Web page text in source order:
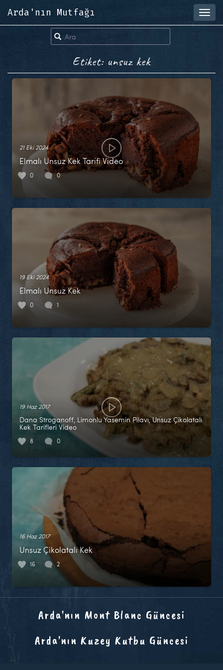
Arda'nın Mutfağı
Etiket: unsuz kek
21 Eki 2024
Elmalı Unsuz Kek Tarifi Video
0 0
19 Eki 2024
Elmalı Unsuz Kek
0 1
19 Haz 2017
Dana Stroganoff, Limonlu Yasemin Pilavı, Unsuz Çikolatalı
Kek Tarifleri Video
8 0
16 Haz 2017
Unsuz Çikolatalı Kek
16 2
Arda'nın Mont Blanc Güncesi
Arda'nın Kuzey Kutbu Güncesi